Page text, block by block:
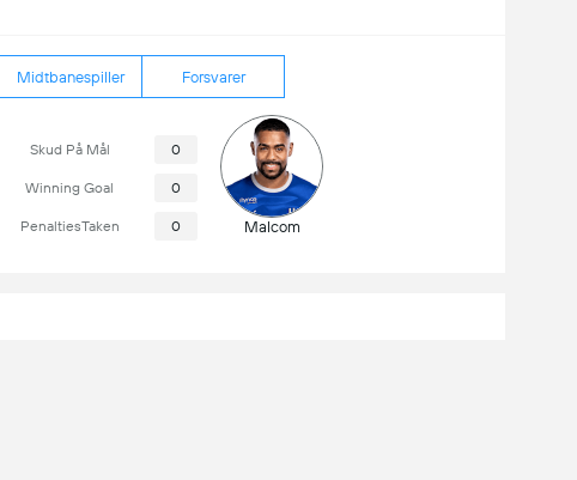
Midtbanespiller Forsvarer
Skud På Mål 0
Winning Goal 0
PenaltiesTaken 0 Malcom